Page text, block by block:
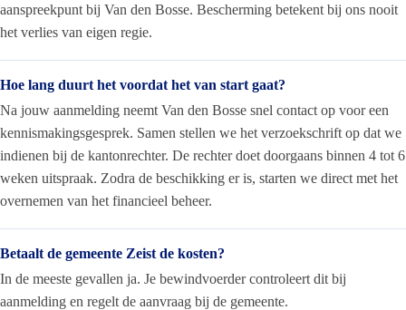
aanspreekpunt bij Van den Bosse. Bescherming betekent bij ons nooit
het verlies van eigen regie.
Hoe lang duurt het voordat het van start gaat?
Na jouw aanmelding neemt Van den Bosse snel contact op voor een
kennismakingsgesprek. Samen stellen we het verzoekschrift op dat we
indienen bij de kantonrechter. De rechter doet doorgaans binnen 4 tot 6
weken uitspraak. Zodra de beschikking er is, starten we direct met het
overnemen van het financieel beheer.
Betaalt de gemeente Zeist de kosten?
In de meeste gevallen ja. Je bewindvoerder controleert dit bij
aanmelding en regelt de aanvraag bij de gemeente.